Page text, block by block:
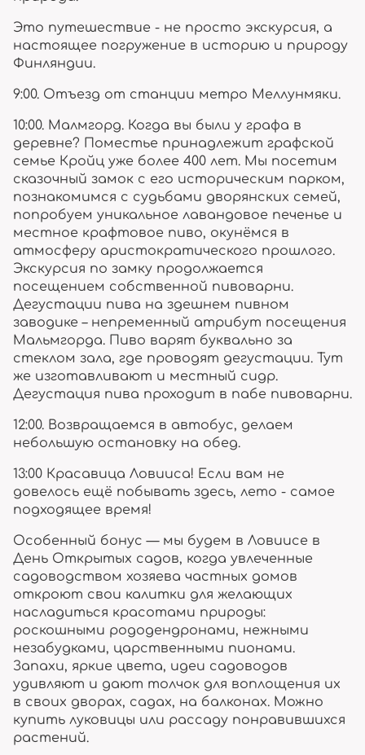
Это путешествие - не просто экскурсия, а
настоящее погружение в историю и природу
Финляндии.
9:00. Отъезд от станции метро Меллунмяки.
10:00. Малмгорд. Когда вы были у графа в
деревне? Поместье принадлежит графской
семье Кройц уже более 400 лет. Мы посетим
сказочный замок с его историческим парком,
познакомимся с судьбами дворянских семей,
попробуем уникальное лавандовое печенье и
местное крафтовое пиво, окунёмся в
атмосферу аристократического прошлого.
Экскурсия по замку продолжается
посещением собственной пивоварни.
Дегустации пива на здешнем пивном
заводике – непременный атрибут посещения
Мальмгорда. Пиво варят буквально за
стеклом зала, где проводят дегустации. Тут
же изготавливают и местный сидр.
Дегустация пива проходит в пабе пивоварни.
12:00. Возвращаемся в автобус, делаем
небольшую остановку на обед.
13:00 Красавица Ловииса! Если вам не
довелось ещё побывать здесь, лето - самое
подходящее время!
Особенный бонус — мы будем в Ловиисе в
День Открытых садов, когда увлеченные
садоводством хозяева частных домов
откроют свои калитки для желающих
насладиться красотами природы:
роскошными рододендронами, нежными
незабудками, царственными пионами.
Запахи, яркие цвета, идеи садоводов
удивляют и дают толчок для воплощения их
в своих дворах, садах, на балконах. Можно
купить луковицы или рассаду понравившихся
растений.